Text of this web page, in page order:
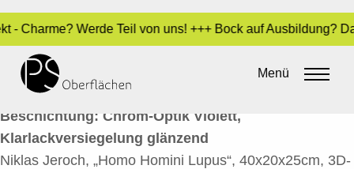
Werde Teil von uns! +++ Bock auf
Menü
HOMO HOMINI LUPUS 5
Sara Dari•7. Dezember 2023
Beschichtung: Chrom-Optik Violett,
Klarlackversiegelung glänzend
Niklas Jeroch, „Homo Homini Lupus“, 40x20x25cm, 3D-